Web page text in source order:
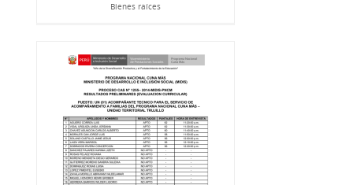
Bienes raíces